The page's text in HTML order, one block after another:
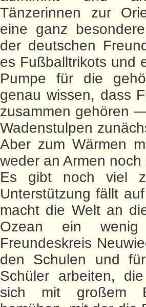
Tänzerinnen zur
eine ganz
der deutschen
es Fußballtrikots und
Pumpe für die
genau wissen, dass
zusammen gehören
Wadenstulpen
Aber zum Wärmen
weder an Armen
Es gibt noch viel
Unterstützung fällt
macht die Welt an
Ozean ein wenig
Freundeskreis
den Schulen und
Schüler arbeiten,
sich mit großem